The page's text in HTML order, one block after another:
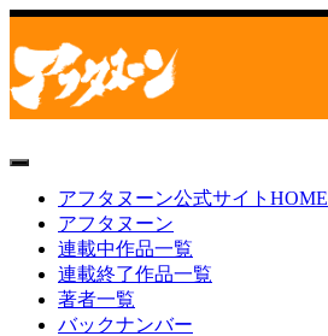
toggle
navigationアフタヌーン公式サイトHOME
アフタヌーン
連載中作品一覧
連載終了作品一覧
著者一覧
バックナンバー